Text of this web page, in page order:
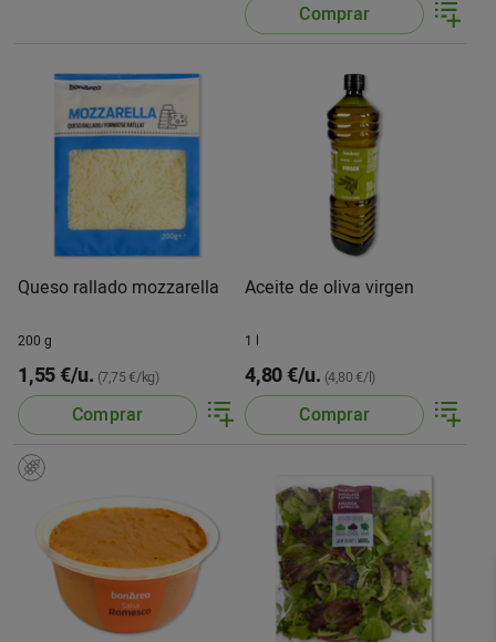
Comprar
Queso rallado mozzarella
200 g
1,55 €/u. (7,75 €/kg)
Comprar
Aceite de oliva virgen
1 l
4,80 €/u. (4,80 €/l)
Comprar